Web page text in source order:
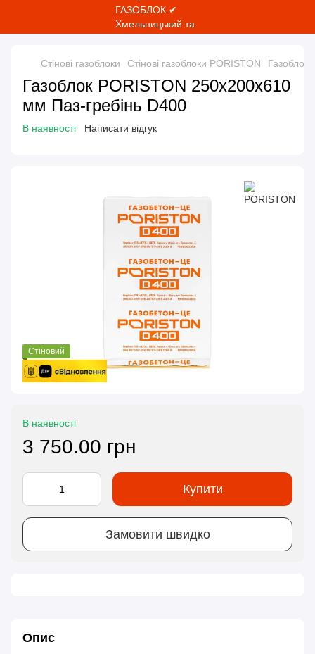
Стінові газоблоки Стінові газоблоки PORISTON Газоблок
Газоблок PORISTON 250x200x610
мм Паз-гребінь D400
В наявності Написати відгук
Стіновий
В наявності
3 750.00 грн
Купити
Замовити швидко
Опис